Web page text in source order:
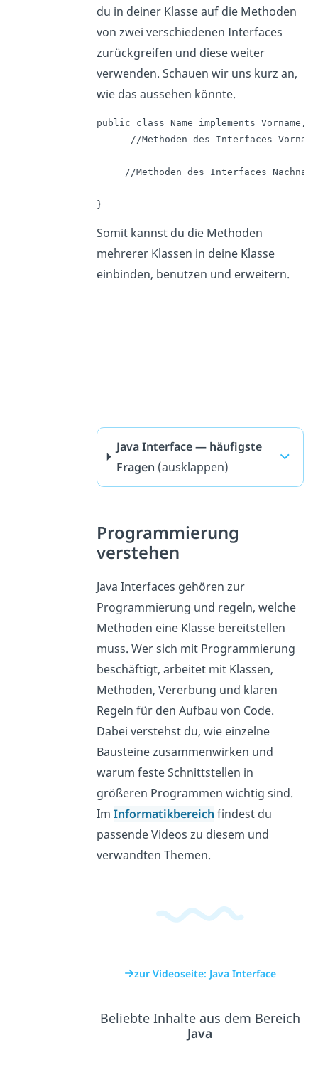
du in deiner Klasse auf die Methoden
von zwei verschiedenen Interfaces
zurückgreifen und diese weiter
verwenden. Schauen wir uns kurz an,
wie das aussehen könnte.
public class Name implements Vorname,
//Methoden des Interfaces
//Methoden des Interfaces
}
Somit kannst du die Methoden
mehrerer Klassen in deine Klasse
einbinden, benutzen und erweitern.
Java Interface — häufigste
Fragen (ausklappen)
Programmierung
verstehen
Java Interfaces gehören zur
Programmierung und regeln, welche
Methoden eine Klasse bereitstellen
muss. Wer sich mit Programmierung
beschäftigt, arbeitet mit Klassen,
Methoden, Vererbung und klaren
Regeln für den Aufbau von Code.
Dabei verstehst du, wie einzelne
Bausteine zusammenwirken und
warum feste Schnittstellen in
größeren Programmen wichtig sind.
Im Informatikbereich findest du
passende Videos zu diesem und
verwandten Themen.
zur Videoseite: Java Interface
Beliebte Inhalte aus dem Bereich
Java